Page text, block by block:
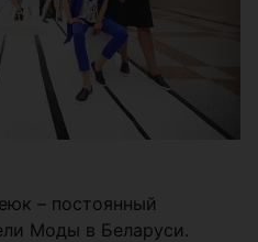
– постоянный
Моды в Беларуси.